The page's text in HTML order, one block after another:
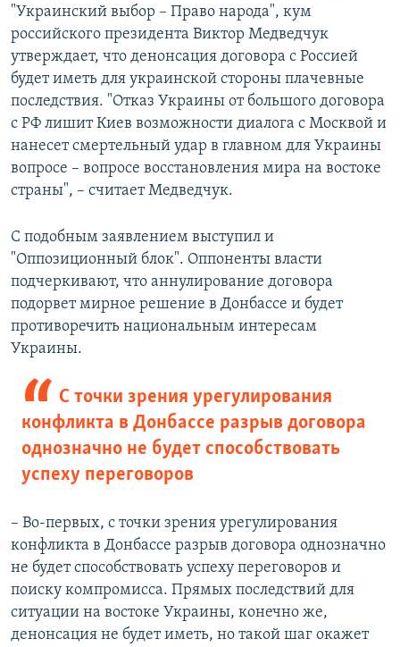
"Украинский выбор – Право народа", кум
российского президента Виктор Медведчук
утверждает, что денонсация договора с Россией
будет иметь для украинской стороны плачевные
последствия. "Отказ Украины от большого договора
с РФ лишит Киев возможности диалога с Москвой и
нанесет смертельный удар в главном для Украины
вопросе – вопросе восстановления мира на востоке
страны", – считает Медведчук.
С подобным заявлением выступил и
"Оппозиционный блок". Оппоненты власти
подчеркивают, что аннулирование договора
подорвет мирное решение в Донбассе и будет
противоречить национальным интересам
Украины.
С точки зрения урегулирования
конфликта в Донбассе разрыв договора
однозначно не будет способствовать
успеху переговоров
– Во-первых, с точки зрения урегулирования
конфликта в Донбассе разрыв договора однозначно
не будет способствовать успеху переговоров и
поиску компромисса. Прямых последствий для
ситуации на востоке Украины, конечно же,
денонсация не будет иметь, но такой шаг окажет